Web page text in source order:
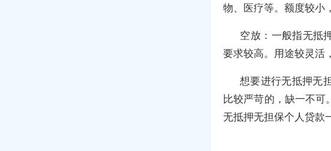
物、医疗等。额度较小
空放‌：一般指无抵
要求较高。用途较灵活
想要进行无抵押无
比较严苛的，缺一不
无抵押无担保个人贷款